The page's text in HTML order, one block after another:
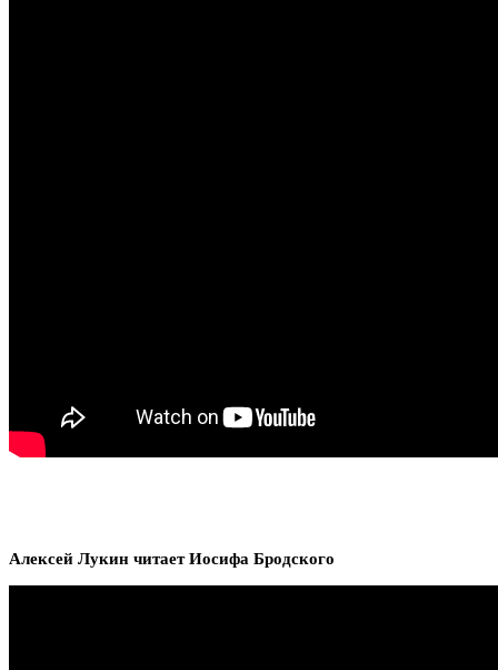
Алексей Лукин читает Иосифа Бродского